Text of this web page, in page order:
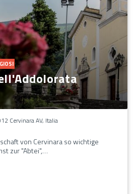
Cervinara AV, Italia
von Cervinara so wichtige
zur "Abtei",…